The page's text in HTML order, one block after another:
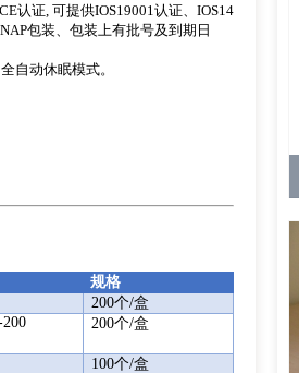
认证, 可提供IOS19001认证、IOS14
包装、包装上有批号及到期日
自动休眠模式。
规格
200个/盒
200个/盒
100个/盒